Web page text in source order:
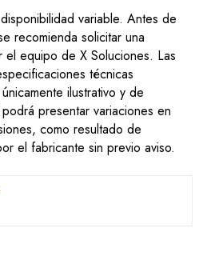
variable. Antes de
recomienda solicitar una
equipo de X Soluciones. Las
técnicas
ilustrativo y de
presentar variaciones en
como resultado de
el fabricante sin previo aviso.